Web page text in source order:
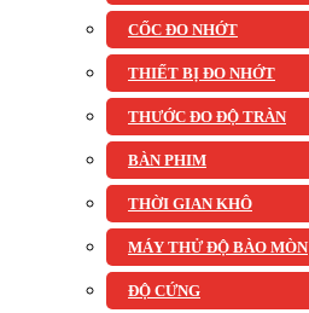
CỐC ĐO NHỚT
THIẾT BỊ ĐO NHỚT
THƯỚC ĐO ĐỘ TRÀN
BÀN PHIM
THỜI GIAN KHÔ
MÁY THỬ ĐỘ BÀO MÒN
ĐỘ CỨNG